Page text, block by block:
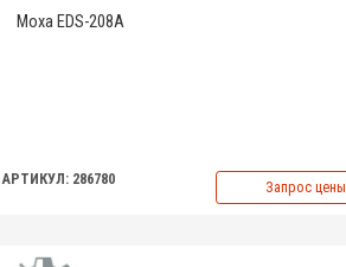
Moxa EDS-208A
АРТИКУЛ: 286780 Запрос цены